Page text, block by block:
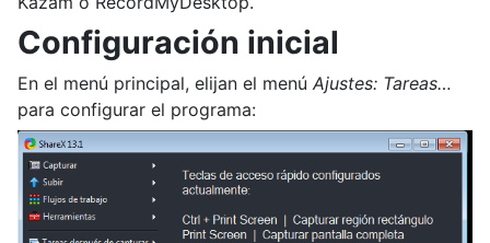
Configuración inicial
En el menú principal, elijan el menú Ajustes: Tareas…
para configurar el programa: